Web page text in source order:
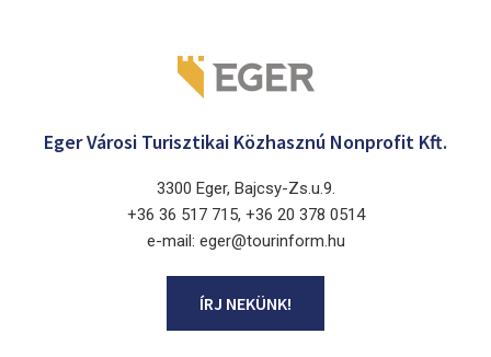
Eger Városi Turisztikai Közhasznú Nonprofit Kft.
3300 Eger, Bajcsy-Zs.u.9.
+36 36 517 715, +36 20 378 0514
e-mail: eger@tourinform.hu
ÍRJ NEKÜNK!